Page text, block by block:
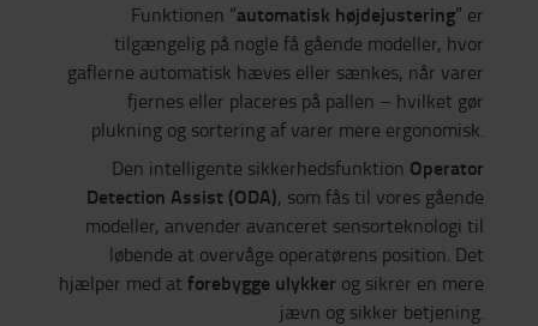
Funktionen “automatisk højdejustering” er
tilgængelig på nogle få gående modeller, hvor
gaflerne automatisk hæves eller sænkes, når varer
fjernes eller placeres på pallen – hvilket gør
plukning og sortering af varer mere ergonomisk.
Den intelligente sikkerhedsfunktion Operator
Detection Assist (ODA), som fås til vores gående
modeller, anvender avanceret sensorteknologi til
løbende at overvåge operatørens position. Det
hjælper med at forebygge ulykker og sikrer en mere
jævn og sikker betjening.